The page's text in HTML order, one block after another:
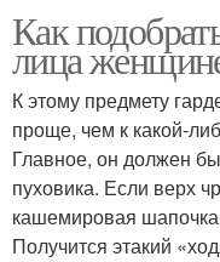
Как
лица
К этому предмету
проще, чем к какой-
Главное, он должен
пуховика. Если верх
кашемировая
Получится этакий